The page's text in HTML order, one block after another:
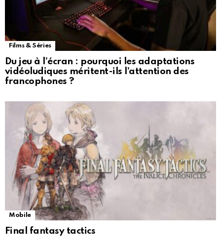
Films & Séries
Du jeu à l’écran : pourquoi les adaptations
vidéoludiques méritent-ils l’attention des
francophones ?
Mobile
Final fantasy tactics